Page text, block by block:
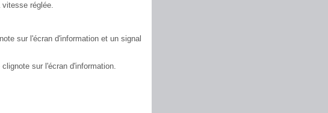
réglée.
sur l'écran d'information et un signal
sur l'écran d'information.